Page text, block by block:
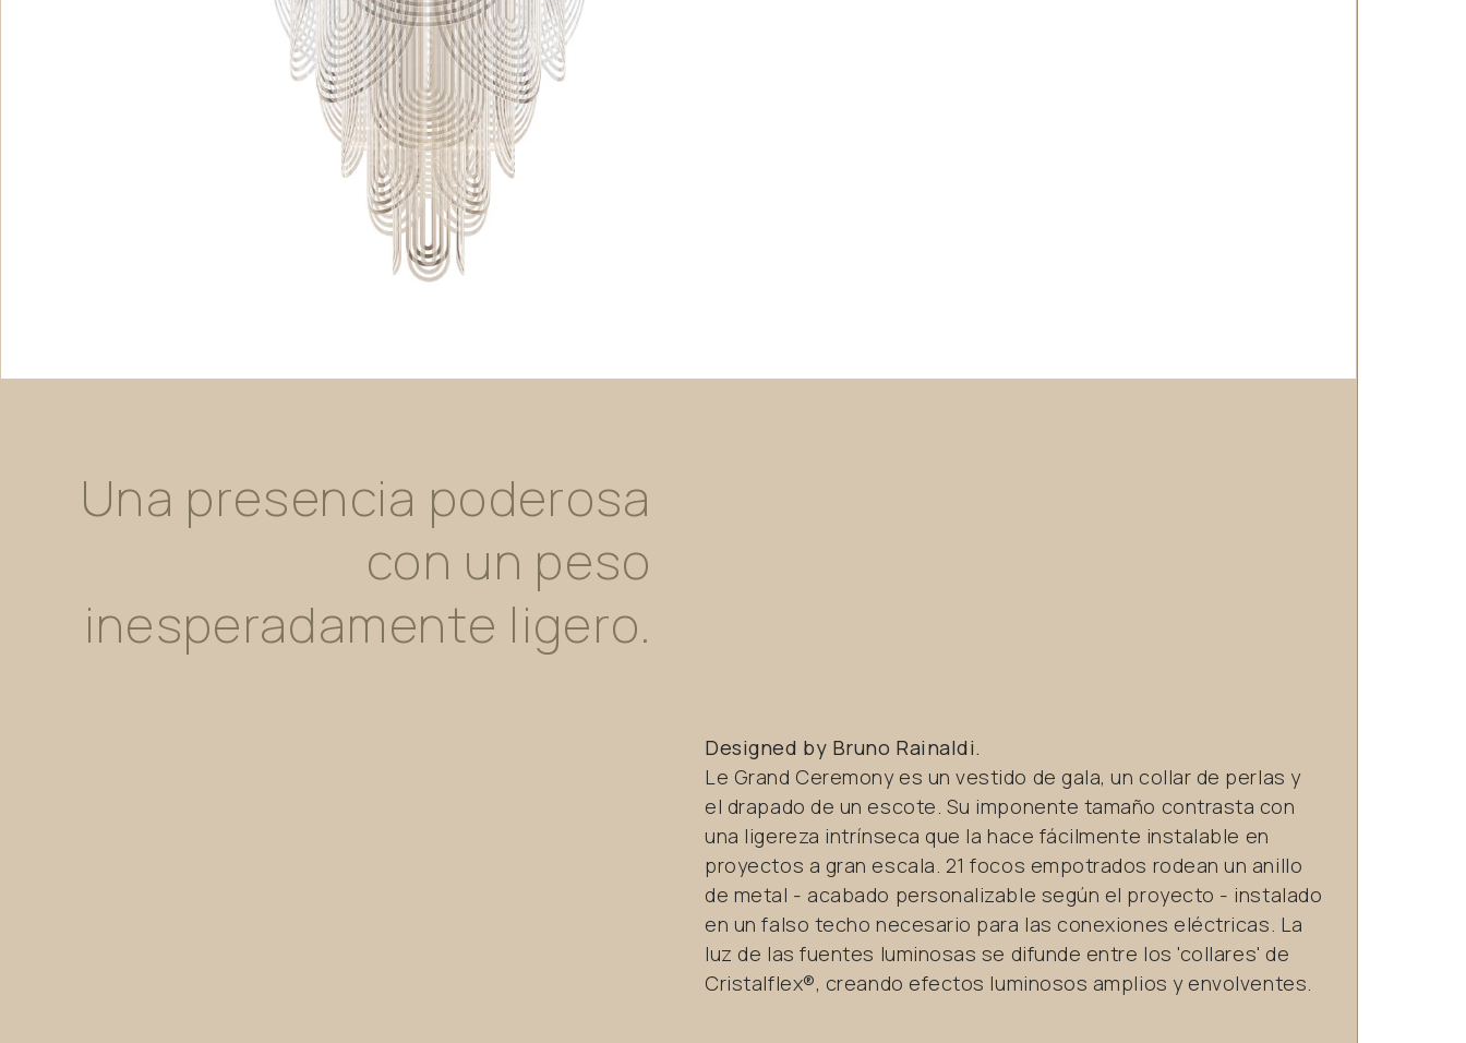
Una presencia poderosa
con un peso
inesperadamente ligero.
Designed by Bruno Rainaldi.
Le Grand Ceremony es un vestido de gala, un collar de perlas y
el drapado de un escote. Su imponente tamaño contrasta con
una ligereza intrínseca que la hace fácilmente instalable en
proyectos a gran escala. 21 focos empotrados rodean un anillo
de metal - acabado personalizable según el proyecto - instalado
en un falso techo necesario para las conexiones eléctricas. La
luz de las fuentes luminosas se difunde entre los 'collares' de
Cristalflex®, creando efectos luminosos amplios y envolventes.